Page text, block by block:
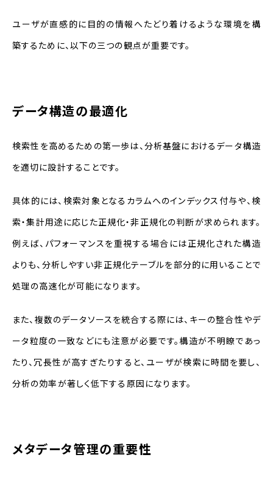
ユーザが直感的に目的の情報へたどり着けるような環境を構
築するために、以下の三つの観点が重要です。
データ構造の最適化
検索性を高めるための第一歩は、分析基盤におけるデータ構造
を適切に設計することです。
具体的には、検索対象となるカラムへのインデックス付与や、検
索・集計用途に応じた正規化・非正規化の判断が求められます。
例えば、パフォーマンスを重視する場合には正規化された構造
よりも、分析しやすい非正規化テーブルを部分的に用いることで
処理の高速化が可能になります。
また、複数のデータソースを統合する際には、キーの整合性やデ
ータ粒度の一致などにも注意が必要です。構造が不明瞭であっ
たり、冗長性が高すぎたりすると、ユーザが検索に時間を要し、
分析の効率が著しく低下する原因になります。
メタデータ管理の重要性